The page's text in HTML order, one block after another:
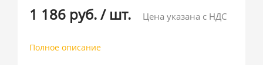
1 186 руб./ шт. Цена указана с НДС
Полное описание